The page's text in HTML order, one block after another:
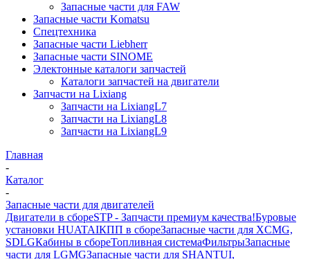
Запасные части для FAW
Запасные части Komatsu
Спецтехника
Запасные части Liebherr
Запасные части SINOME
Электонные каталоги запчастей
Каталоги запчастей на двигатели
Запчасти на Lixiang
Запчасти на LixiangL7
Запчасти на LixiangL8
Запчасти на LixiangL9
Главная
-
Каталог
-
Запасные части для двигателей
Двигатели в сбореSTP - Запчасти премиум качества!Буровые
установки HUATAIКПП в сбореЗапасные части для XCMG,
SDLGКабины в сбореТопливная системаФильтрыЗапасные
части для LGMGЗапасные части для SHANTUI,